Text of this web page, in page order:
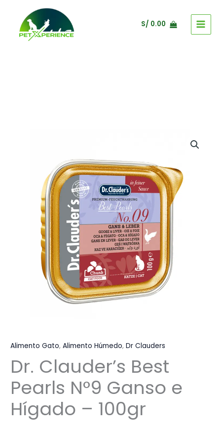
contenido
S/ 0.00
Alimento Gato,Alimento Húmedo,Dr Clauders
Dr. Clauder’s Best
Pearls N°9 Ganso e
Hígado – 100gr